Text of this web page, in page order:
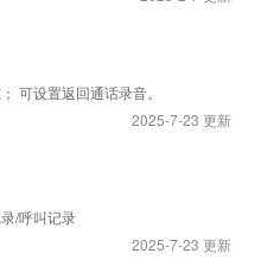
可设置返回通话录音。
2025-7-23 更新
/呼叫记录
2025-7-23 更新